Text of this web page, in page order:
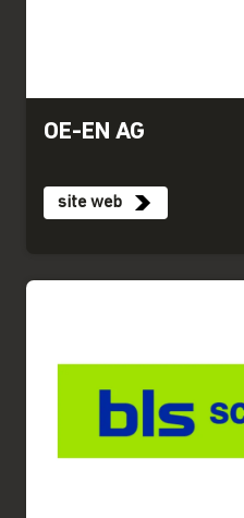
OE-EN AG
site web